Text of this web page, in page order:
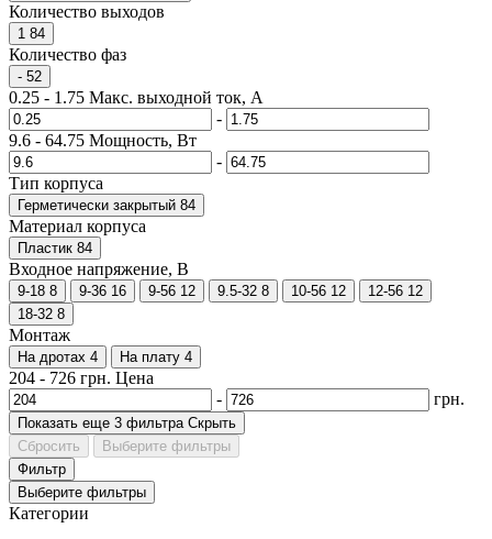
Количество выходов
1 84
Количество фаз
- 52
0.25 - 1.75 Макс. выходной ток, А
-
9.6 - 64.75 Мощность, Вт
-
Тип корпуса
Герметически закрытый 84
Материал корпуса
Пластик 84
Входное напряжение, В
9-18 8 9-36 16 9-56 12 9.5-32 8 10-56 12 12-56 12
18-32 8
Монтаж
На дротах 4 На плату 4
204 - 726 грн. Цена
-
грн.
Показать еще 3 фильтра Скрыть
Сбросить
Выберите фильтры
Фильтр
Выберите фильтры
Категории